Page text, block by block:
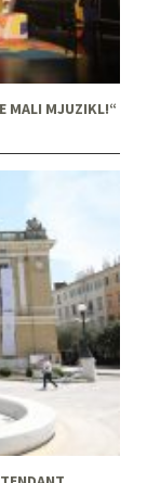
MALI MJUZIKL!“